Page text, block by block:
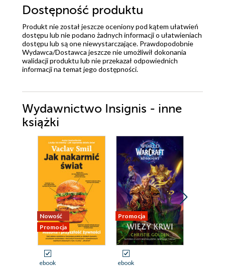
Dostępność produktu
Produkt nie został jeszcze oceniony pod kątem ułatwień
dostępu lub nie podano żadnych informacji o ułatwieniach
dostępu lub są one niewystarczające. Prawdopodobnie
Wydawca/Dostawca jeszcze nie umożliwił dokonania
walidacji produktu lub nie przekazał odpowiednich
informacji na temat jego dostępności.
Wydawnictwo Insignis - inne
książki
Nowość
Promocja
ebook
Promocja
ebook